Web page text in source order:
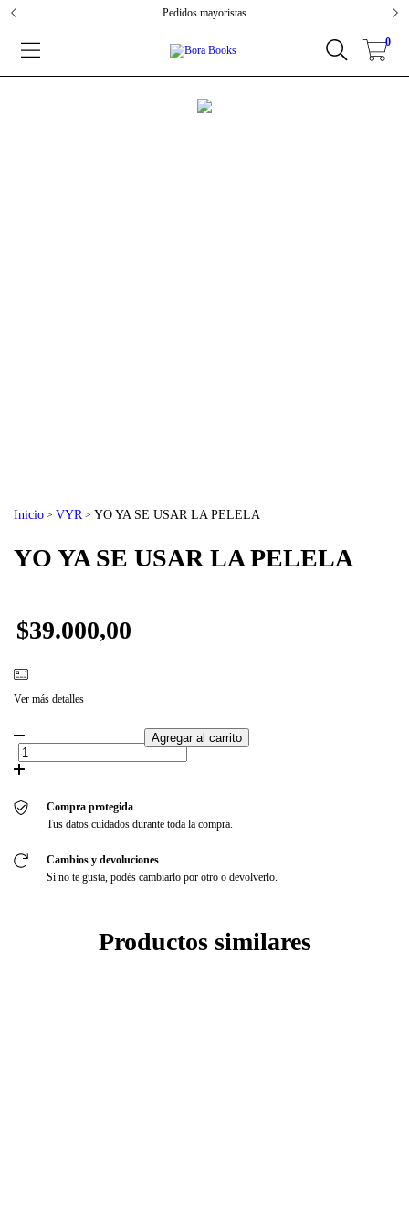
Pedidos mayoristas
0
Inicio > VYR > YO YA SE USAR LA PELELA
YO YA SE USAR LA PELELA
$39.000,00
Ver más detalles
Compra protegida
Tus datos cuidados durante toda la compra.
Cambios y devoluciones
Si no te gusta, podés cambiarlo por otro o devolverlo.
Productos similares